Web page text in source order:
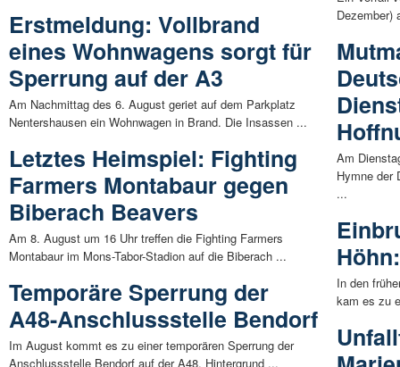
Erstmeldung: Vollbrand
eines Wohnwagens sorgt für
Sperrung auf der A3
Am Nachmittag des 6. August geriet auf dem Parkplatz
Nentershausen ein Wohnwagen in Brand. Die Insassen ...
Letztes Heimspiel: Fighting
Farmers Montabaur gegen
Biberach Beavers
Am 8. August um 16 Uhr treffen die Fighting Farmers
Montabaur im Mons-Tabor-Stadion auf die Biberach ...
Temporäre Sperrung der
A48-Anschlussstelle Bendorf
Im August kommt es zu einer temporären Sperrung der
Anschlussstelle Bendorf auf der A48. Hintergrund ...
Dezember)
Am
Hymne der
...
In den
kam es zu